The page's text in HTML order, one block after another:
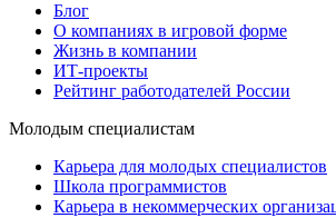
Блог
О компаниях в игровой форме
Жизнь в компании
ИТ-проекты
Рейтинг работодателей России
Молодым специалистам
Карьера для молодых специалистов
Школа программистов
Карьера в некоммерческих